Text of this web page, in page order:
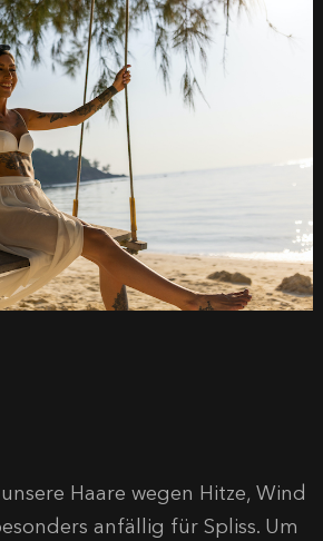
Haare wegen Hitze, Wind
anfällig für Spliss. Um